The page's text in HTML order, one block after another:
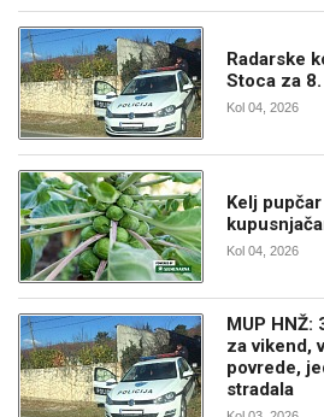
Radarske
Stoca za
Kol 04, 2026
Kelj
Kol 04, 2026
MUP
za vikend,
povrede,
stradala